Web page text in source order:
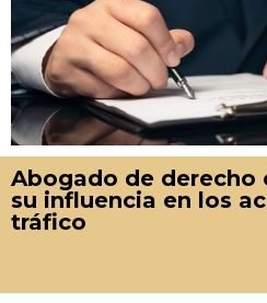
Abogado de derecho
su influencia en los
tráfico